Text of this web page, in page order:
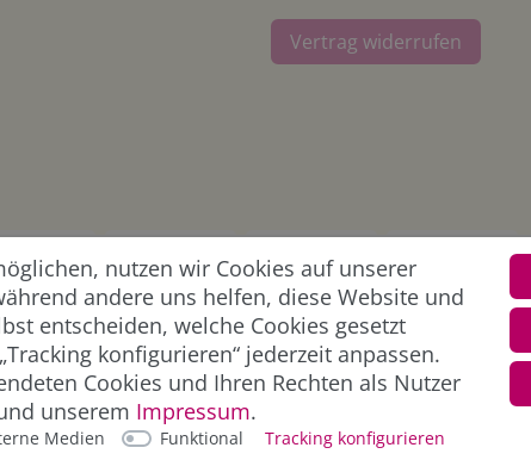
Vertrag widerrufen
nutzen wir Cookies auf unserer
andere uns helfen, diese Website und
entscheiden, welche Cookies gesetzt
konfigurieren“ jederzeit anpassen.
Cookies und Ihren Rechten als Nutzer
unserem Impressum.
Medien Funktional Tracking konfigurieren
Versandkosten